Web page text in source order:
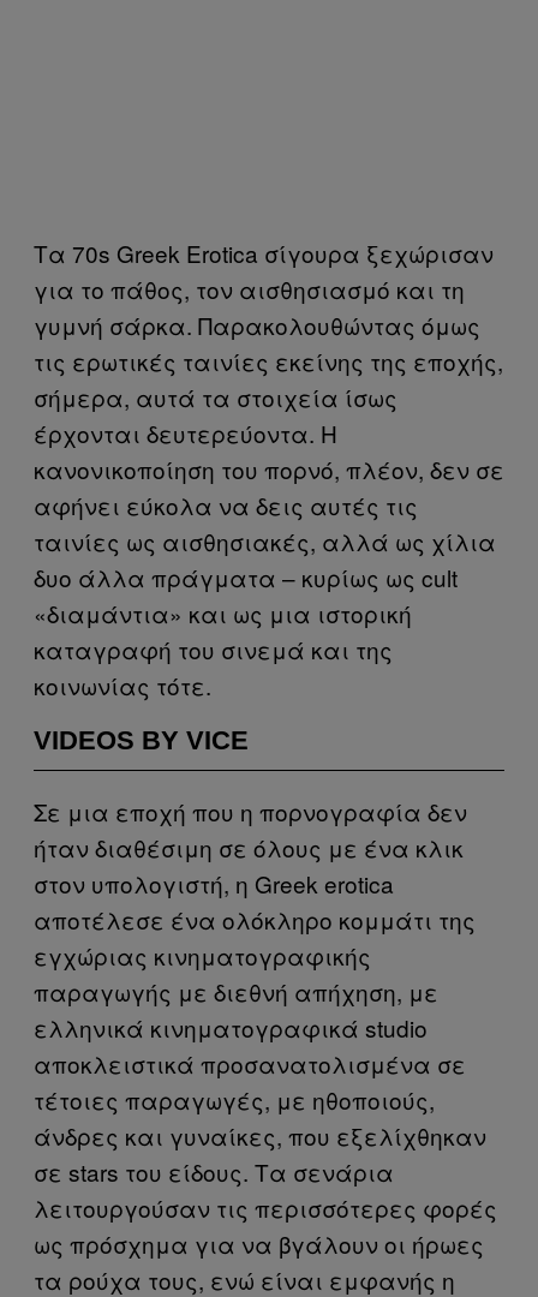
Τα 70s Greek Erotica σίγουρα ξεχώρισαν
για το πάθος, τον αισθησιασμό και τη
γυμνή σάρκα. Παρακολουθώντας όμως
τις ερωτικές ταινίες εκείνης της εποχής,
σήμερα, αυτά τα στοιχεία ίσως
έρχονται δευτερεύοντα. Η
κανονικοποίηση του πορνό, πλέον, δεν σε
αφήνει εύκολα να δεις αυτές τις
ταινίες ως αισθησιακές, αλλά ως χίλια
δυο άλλα πράγματα – κυρίως ως cult
«διαμάντια» και ως μια ιστορική
καταγραφή του σινεμά και της
κοινωνίας τότε.
VIDEOS BY VICE
Σε μια εποχή που η πορνογραφία δεν
ήταν διαθέσιμη σε όλους με ένα κλικ
στον υπολογιστή, η Greek erotica
αποτέλεσε ένα ολόκληρο κομμάτι της
εγχώριας κινηματογραφικής
παραγωγής με διεθνή απήχηση, με
ελληνικά κινηματογραφικά studio
αποκλειστικά προσανατολισμένα σε
τέτοιες παραγωγές, με ηθοποιούς,
άνδρες και γυναίκες, που εξελίχθηκαν
σε stars του είδους. Τα σενάρια
λειτουργούσαν τις περισσότερες φορές
ως πρόσχημα για να βγάλουν οι ήρωες
τα ρούχα τους, ενώ είναι εμφανής η